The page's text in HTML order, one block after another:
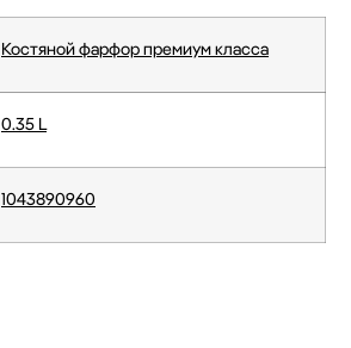
Костяной фарфор премиум класса
0.35 L
1043890960